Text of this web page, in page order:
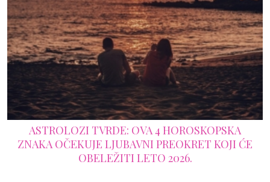
ASTROLOZI TVRDE: OVA 4 HOROSKOPSKA
ZNAKA OČEKUJE LJUBAVNI PREOKRET KOJI ĆE
OBELEŽITI LETO 2026.